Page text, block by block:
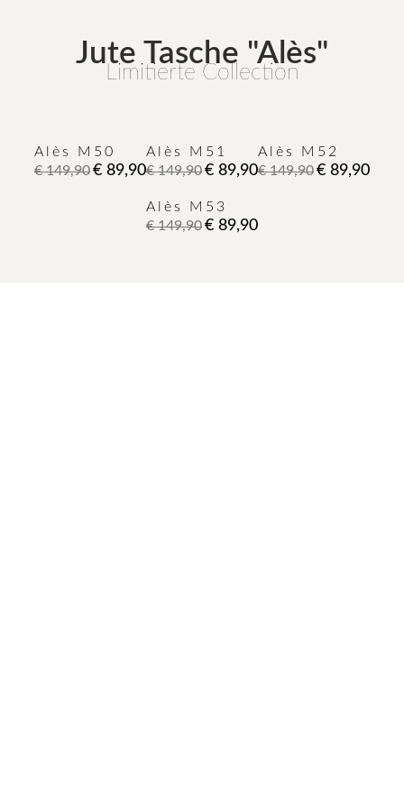
Jute Tasche "Alès"
Limitierte Collection
Alès M50
€ 149,90€ 89,90
Alès M51
€ 149,90€ 89,90
Alès M52
€ 149,90€ 89,90
Alès M53
€ 149,90€ 89,90